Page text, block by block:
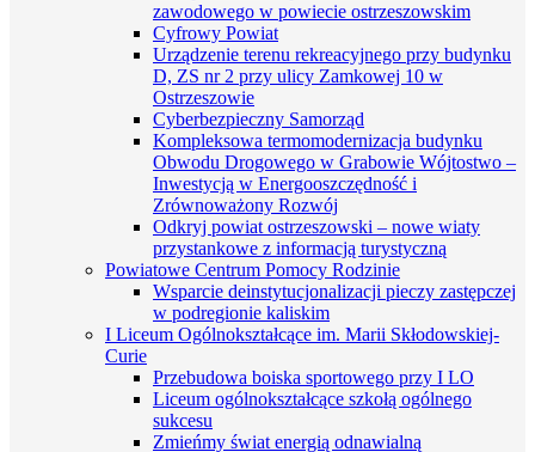
zawodowego w powiecie ostrzeszowskim
Cyfrowy Powiat
Urządzenie terenu rekreacyjnego przy budynku
D, ZS nr 2 przy ulicy Zamkowej 10 w
Ostrzeszowie
Cyberbezpieczny Samorząd
Kompleksowa termomodernizacja budynku
Obwodu Drogowego w Grabowie Wójtostwo –
Inwestycją w Energooszczędność i
Zrównoważony Rozwój
Odkryj powiat ostrzeszowski – nowe wiaty
przystankowe z informacją turystyczną
Powiatowe Centrum Pomocy Rodzinie
Wsparcie deinstytucjonalizacji pieczy zastępczej
w podregionie kaliskim
I Liceum Ogólnokształcące im. Marii Skłodowskiej-
Curie
Przebudowa boiska sportowego przy I LO
Liceum ogólnokształcące szkołą ogólnego
sukcesu
Zmieńmy świat energią odnawialną